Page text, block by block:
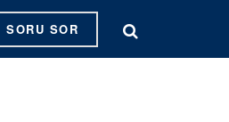
SORU SOR